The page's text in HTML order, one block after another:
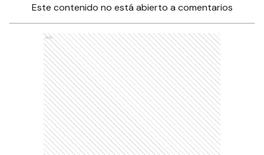
Este contenido no está abierto a comentarios
Ads